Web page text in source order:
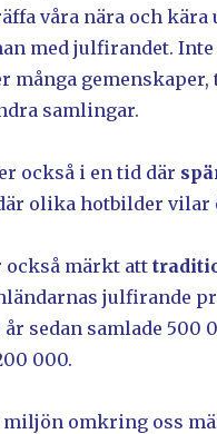
våra nära och
med julfirandet.
många
samlingar.
också i en tid där
olika hotbilder vilar
också märkt att
julfirande
år sedan samlade 500
000.
omkring oss